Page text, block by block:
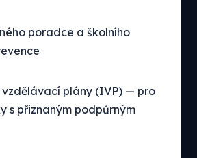
poradce a školního
plány (IVP) — pro
s přiznaným podpůrným